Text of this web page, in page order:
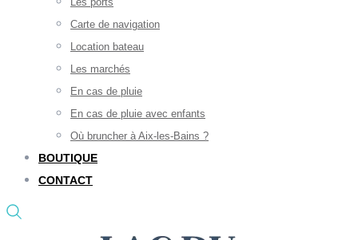
Carte de navigation
Location bateau
Les marchés
En cas de pluie
En cas de pluie avec enfants
Où bruncher à Aix-les-Bains ?
BOUTIQUE
CONTACT